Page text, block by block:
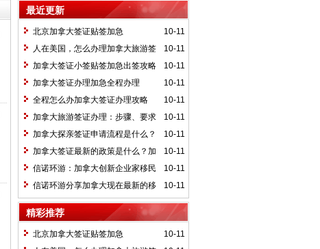
最近更新
10-11
北京加拿大签证贴签加急
10-11
人在美国，怎么办理加拿大旅游签
证
10-11
加拿大签证小签贴签加急出签攻略
10-11
加拿大签证办理加急全程办理
10-11
全程怎么办加拿大签证办理攻略
10-11
加拿大旅游签证办理：步骤、要求
与注意事项
10-11
加拿大探亲签证申请流程是什么？
需要准备的申请材料有哪些？
10-11
加拿大签证最新的政策是什么？加
拿大签证办理费用一般需要多少钱
10-11
信诺环游：加拿大创新企业家移民
项目(SUV)
10-11
信诺环游分享加拿大现在最新的移
民政策是什么？加拿大移民好办吗？加拿
大移民需要多少钱？
精彩推荐
10-11
北京加拿大签证贴签加急